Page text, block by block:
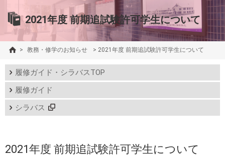
2021年度 前期追試験許可学生について
> 教務・修学のお知らせ > 2021年度 前期追試験許可学生について
履修ガイド・シラバスTOP
履修ガイド
シラバス
2021年度 前期追試験許可学生について